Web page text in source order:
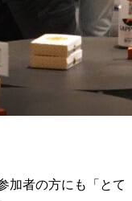
加者の方にも「とて